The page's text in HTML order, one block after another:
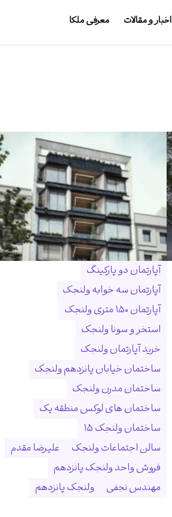
اخبار و مقالات معرفی ملکا
آپارتمان دو پارکینگ
آپارتمان سه خوابه ولنجک
آپارتمان ۱۵۰ متری ولنجک
استخر و سونا ولنجک
خرید آپارتمان ولنجک
ساختمان خیابان پانزدهم ولنجک
ساختمان مدرن ولنجک
ساختمان های لوکس منطقه یک
ساختمان ولنجک ۱۵
سالن اجتماعات ولنجک
علیرضا مقدم
فروش واحد ولنجک پانزدهم
مهندس نجفی
ولنجک پانزدهم